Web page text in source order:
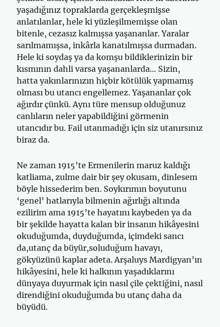
yaşadığınız topraklarda gerçekleşmişse
anlatılanlar, hele ki yüzleşilmemişse olan
bitenle, cezasız kalmışsa yaşananlar. Yaralar
sarılmamışsa, inkârla kanatılmışsa durmadan.
Hele ki soydaş ya da komşu bildiklerinizin bir
kısmının dahli varsa yaşananlarda… Sizin,
hatta yakınlarınızın hiçbir kötülük yapmamış
olması bu utancı engellemez. Yaşananlar çok
ağırdır çünkü. Aynı türe mensup olduğunuz
canlıların neler yapabildiğini görmenin
utancıdır bu. Fail utanmadığı için siz utanırsınız
biraz da.
Ne zaman 1915’te Ermenilerin maruz kaldığı
katliama, zulme dair bir şey okusam, dinlesem
böyle hissederim ben. Soykırımın boyutunu
‘genel’ hatlarıyla bilmenin ağırlığı altında
ezilirim ama 1915’te hayatını kaybeden ya da
bir şekilde hayatta kalan bir insanın hikâyesini
okuduğumda, duyduğumda, içimdeki sancı
da,utanç da büyür,soluduğum havayı,
gökyüzünü kaplar adeta. Arşaluys Mardigyan’ın
hikâyesini, hele ki halkının yaşadıklarını
dünyaya duyurmak için nasıl çile çektiğini, nasıl
direndiğini okuduğumda bu utanç daha da
büyüdü.